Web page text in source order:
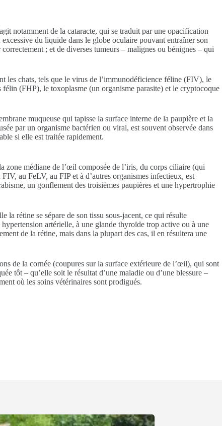
notamment de la cataracte, qui se traduit par une opacification
du liquide dans le globe oculaire pouvant entraîner son
; et de diverses tumeurs – malignes ou bénignes – qui
les chats, tels que le virus de l’immunodéficience féline (FIV), le
(FHP), le toxoplasme (un organisme parasite) et le cryptocoque
muqueuse qui tapisse la surface interne de la paupière et la
par un organisme bactérien ou viral, est souvent observée dans
si elle est traitée rapidement.
zone médiane de l’œil composée de l’iris, du corps ciliaire (qui
au FeLV, au FIP et à d’autres organismes infectieux, est
un gonflement des troisièmes paupières et une hypertrophie
la rétine se sépare de son tissu sous-jacent, ce qui résulte
artérielle, à une glande thyroïde trop active ou à une
de la rétine, mais dans la plupart des cas, il en résultera une
de la cornée (coupures sur la surface extérieure de l’œil), qui sont
tôt – qu’elle soit le résultat d’une maladie ou d’une blessure –
où les soins vétérinaires sont prodigués.